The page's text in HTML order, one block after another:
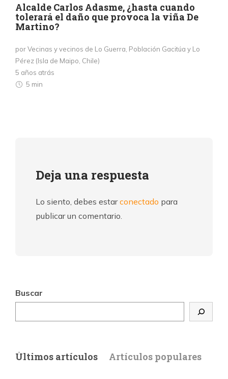
Alcalde Carlos Adasme, ¿hasta cuando
tolerará el daño que provoca la viña De
Martino?
por Vecinas y vecinos de Lo Guerra, Población Gacitúa y Lo
Pérez (Isla de Maipo, Chile)
5 años atrás
5 min
Deja una respuesta
Lo siento, debes estarconectado para
publicar un comentario.
Buscar
Últimos artículos Artículos populares